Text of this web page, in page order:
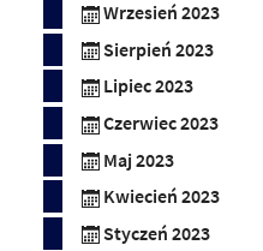
Wrzesień 2023
Sierpień 2023
Lipiec 2023
Czerwiec 2023
Maj 2023
Kwiecień 2023
Styczeń 2023